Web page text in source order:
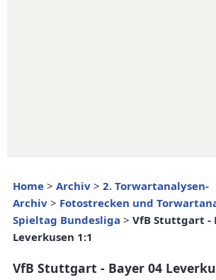
Home > Archiv > 2. Torwartanalysen-
Archiv > Fotostrecken und
Spieltag Bundesliga > VfB Stuttgart -
Leverkusen 1:1
VfB Stuttgart - Bayer 04